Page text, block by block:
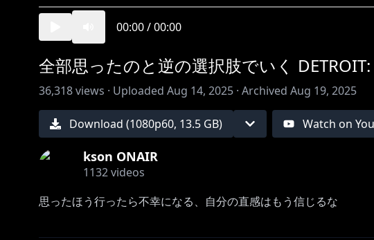
00:00/00:00
全部思ったのと逆の選択肢でいく
36,318views · Uploaded Aug 14, 2025 · Archived Aug 19, 2025
Download (1080p60, 13.5 GB) Watch on
kson ONAIR
1132videos
思ったほう行ったら不幸になる、自分の直感はもう信じるな
ーーーーーーーーーーーーーーーーーーーーーーー